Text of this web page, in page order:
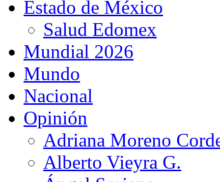
Estado de México
Salud Edomex
Mundial 2026
Mundo
Nacional
Opinión
Adriana Moreno
Alberto Vieyra G.